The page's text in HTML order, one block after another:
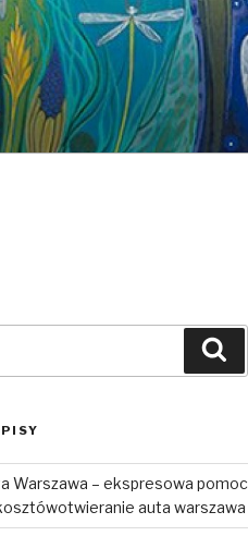
Warszawa – ekspresowa pomoc
auta warszawa